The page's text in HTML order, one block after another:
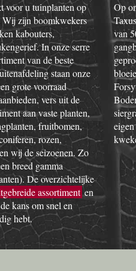
voor u tuinplanten op
Wij zijn boomkwekers
kabouters,
In onze serre
van de beste
staan onze
grote voorraad
vers uit de
aan vaste planten,
fruitbomen,
rozen,
wij de seizoenen. Zo
breed gamma
De overzichtelijke
assortimenten
kans om snel en
hebt.
Op
van